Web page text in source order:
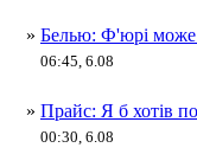
» Белью: Ф'юрі може
06:45, 6.08
» Прайс: Я б хотів
00:30, 6.08